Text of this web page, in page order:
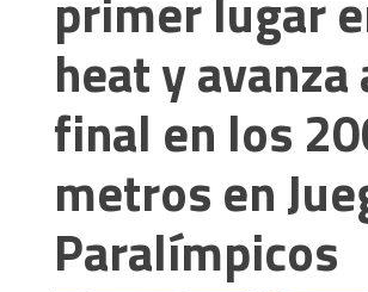
heat y avanza
final en los
metros en
Paralímpicos